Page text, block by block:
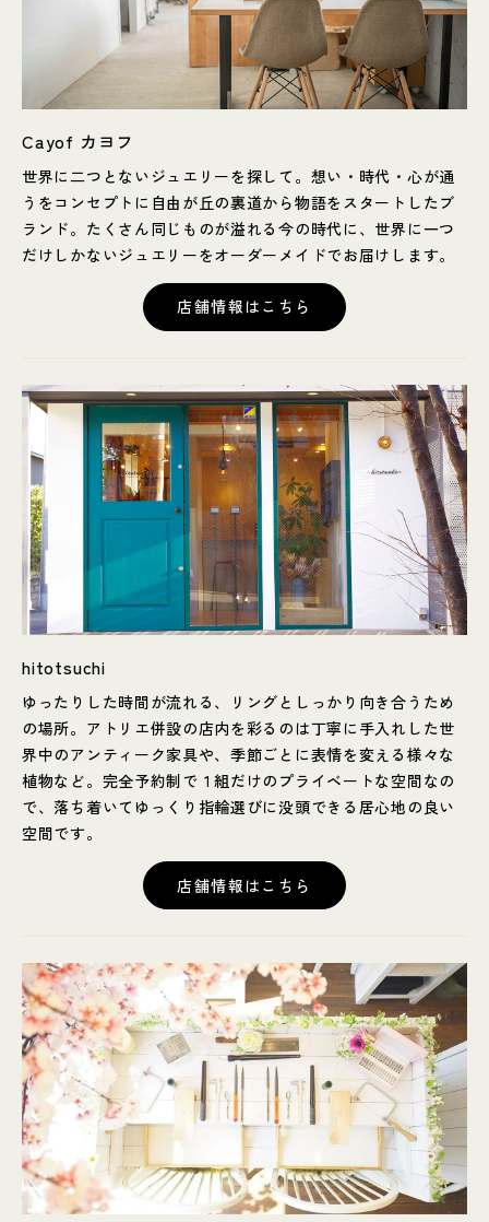
Cayof カヨフ
世界に二つとないジュエリーを探して。想い・時代・心が通
うをコンセプトに自由が丘の裏道から物語をスタートしたブ
ランド。たくさん同じものが溢れる今の時代に、世界に一つ
だけしかないジュエリーをオーダーメイドでお届けします。
店舗情報はこちら
hitotsuchi
ゆったりした時間が流れる、リングとしっかり向き合うため
の場所。アトリエ併設の店内を彩るのは丁寧に手入れした世
界中のアンティーク家具や、季節ごとに表情を変える様々な
植物など。完全予約制で１組だけのプライベートな空間なの
で、落ち着いてゆっくり指輪選びに没頭できる居心地の良い
空間です。
店舗情報はこちら